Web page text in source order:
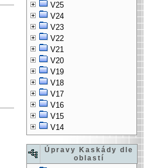
V25
V24
V23
V22
V21
V20
V19
V18
V17
V16
V15
V14
Úpravy Kaskády dle
oblastí